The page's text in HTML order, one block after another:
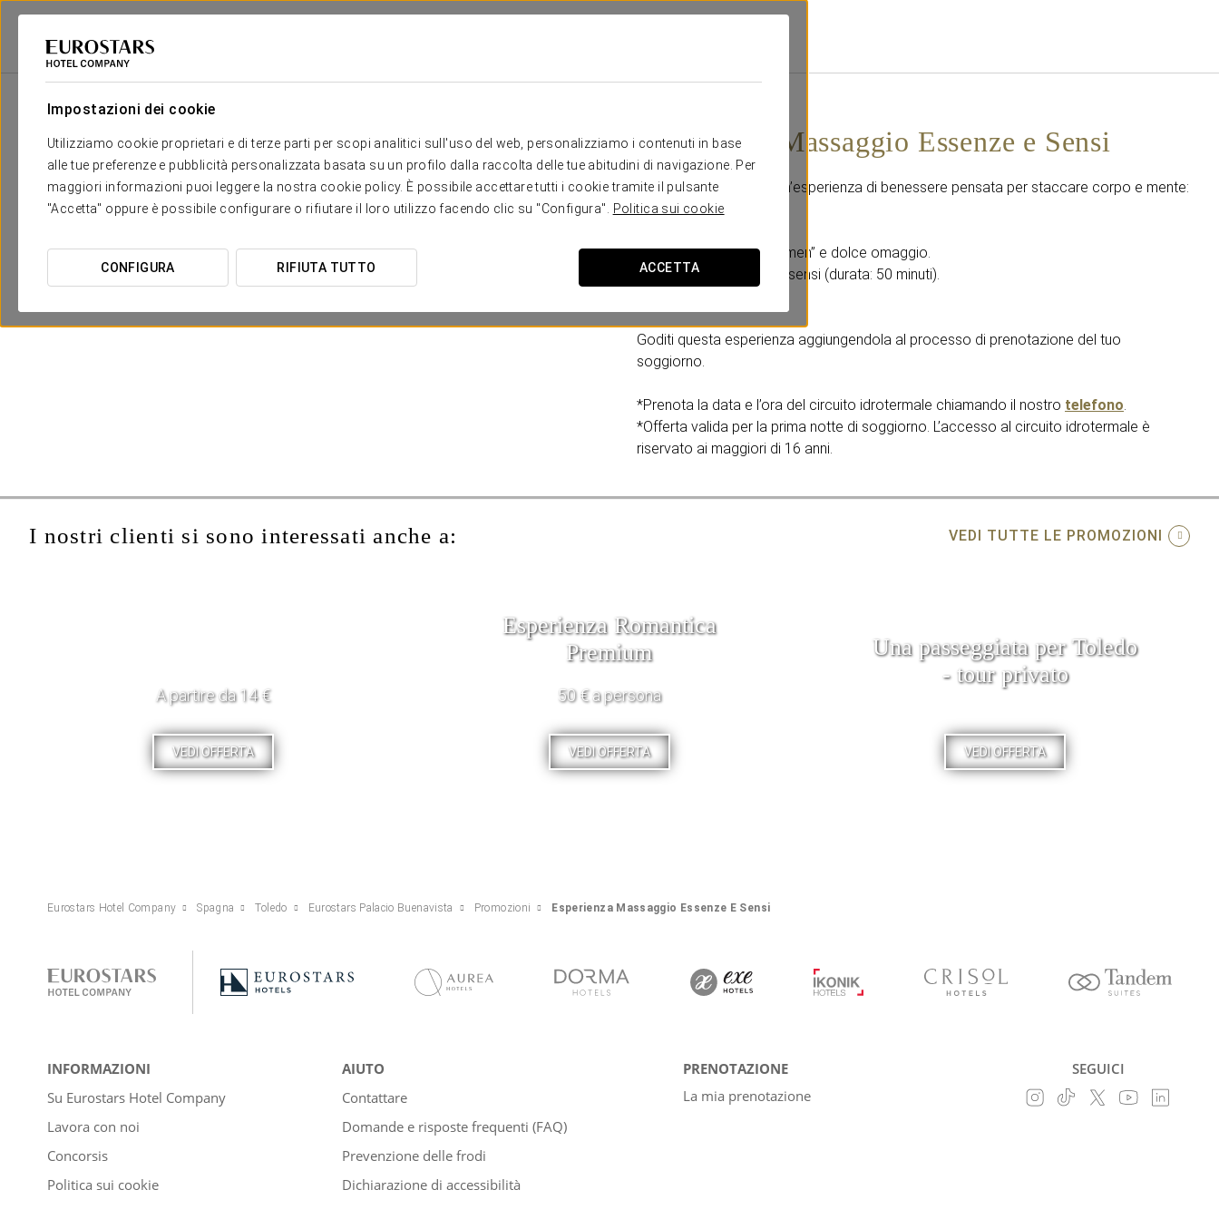
Impostazioni dei cookie
Utilizziamo cookie proprietari e di terze parti per scopi analitici sull'uso del web, personalizziamo i contenuti in base
alle tue preferenze e pubblicità personalizzata basata su un profilo dalla raccolta delle tue abitudini di navigazione. Per
maggiori informazioni puoi leggere la nostra cookie policy. È possibile accettare tutti i cookie tramite il pulsante
"Accetta" oppure è possibile configurare o rifiutare il loro utilizzo facendo clic su "Configura".
Politica sui cookie
CONFIGURA RIFIUTA TUTTO ACCETTA
Eurostars Hotel Company
Esperienza Massaggio Essenze e Sensi
Lasciati avvolgere da un’esperienza di benessere pensata per staccare corpo e mente:
- Benvenuto: acqua “Numen” e dolce omaggio.
- Massaggio essenze e sensi (durata: 50 minuti).
Goditi questa esperienza aggiungendola al processo di prenotazione del tuo
soggiorno.
*Prenota la data e l’ora del circuito idrotermale chiamando il nostro telefono.
*Offerta valida per la prima notte di soggiorno. L’accesso al circuito idrotermale è
riservato ai maggiori di 16 anni.
I nostri clienti si sono interessati anche a: VEDI TUTTE LE PROMOZIONI
A partire da 14 €
VEDI OFFERTA
Esperienza Romantica
Premium
50 € a persona
VEDI OFFERTA
Una passeggiata per Toledo
- tour privato
VEDI OFFERTA
Eurostars Hotel Company Spagna Toledo Eurostars Palacio Buenavista Promozioni Esperienza Massaggio Essenze E Sensi
INFORMAZIONI
Su Eurostars Hotel Company
Lavora con noi
Concorsis
Politica sui cookie
AIUTO
Contattare
Domande e risposte frequenti (FAQ)
Prevenzione delle frodi
Dichiarazione di accessibilità
PRENOTAZIONE
La mia prenotazione
SEGUICI